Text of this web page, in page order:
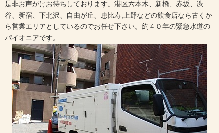
是非お声がけお待ちしております。港区六本木、新橋、赤坂、渋
谷、新宿、下北沢、自由が丘、恵比寿,上野などの飲食店なら古くか
ら営業エリアとしているのでお任せ下さい。約４０年の緊急水道の
パイオニアです。